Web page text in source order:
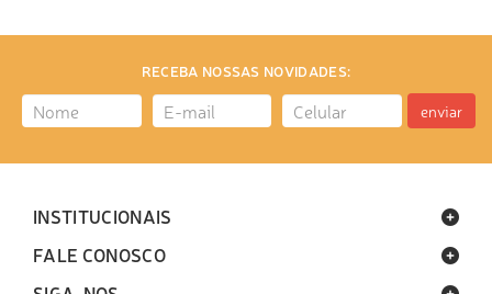
RECEBA NOSSAS NOVIDADES:
enviar
INSTITUCIONAIS
FALE CONOSCO